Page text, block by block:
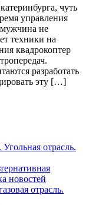
чуть
управления
не
техники на
квадрокоптер
разработать
эту […]
отрасль.
новостей
отрасль.